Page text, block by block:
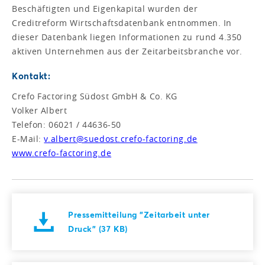
Beschäftigten und Eigenkapital wurden der
Creditreform Wirtschaftsdatenbank entnommen. In
dieser Datenbank liegen Informationen zu rund 4.350
aktiven Unternehmen aus der Zeitarbeitsbranche vor.
Kontakt:
Crefo Factoring Südost GmbH & Co. KG
Volker Albert
Telefon: 06021 / 44636-50
E-Mail:v.albert@suedost.crefo-factoring.de
www.crefo-factoring.de
Pressemitteilung "Zeitarbeit unter
Druck" (37 KB)